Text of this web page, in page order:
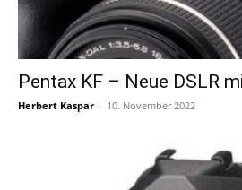
Pentax KF – Neue DSLR
Herbert Kaspar - 10. November 2022